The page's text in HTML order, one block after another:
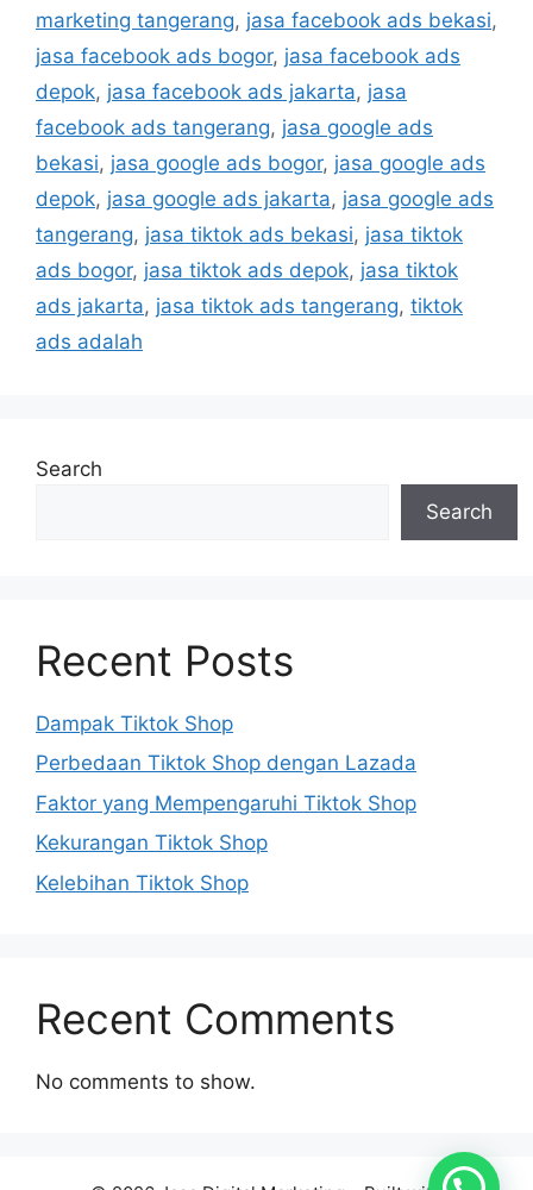
marketing tangerang, jasa facebook ads bekasi,
jasa facebook ads bogor, jasa facebook ads
depok, jasa facebook ads jakarta, jasa
facebook ads tangerang, jasa google ads
bekasi, jasa google ads bogor, jasa google ads
depok, jasa google ads jakarta, jasa google ads
tangerang, jasa tiktok ads bekasi, jasa tiktok
ads bogor, jasa tiktok ads depok, jasa tiktok
ads jakarta, jasa tiktok ads tangerang, tiktok
ads adalah
Search
Search
Recent Posts
Dampak Tiktok Shop
Perbedaan Tiktok Shop dengan Lazada
Faktor yang Mempengaruhi Tiktok Shop
Kekurangan Tiktok Shop
Kelebihan Tiktok Shop
Recent Comments
No comments to show.